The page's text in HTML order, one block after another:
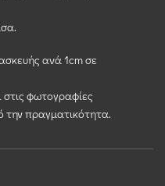
ανά 1cm σε
φωτογραφίες
την πραγματικότητα.